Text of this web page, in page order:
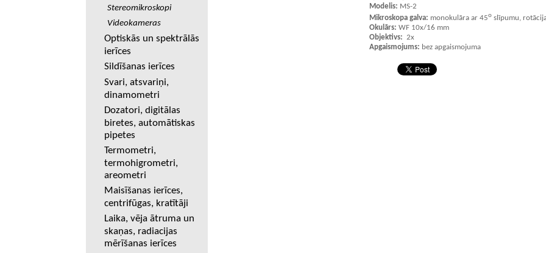
Stereomikroskopi
Videokameras
Optiskās un spektrālās
ierīces
Sildīšanas ierīces
Svari, atsvariņi,
dinamometri
Dozatori, digitālas
biretes, automātiskas
pipetes
Termometri,
termohigrometri,
areometri
Maisīšanas ierīces,
centrifūgas, kratītāji
Laika, vēja ātruma un
skaņas, radiacijas
mērīšanas ierīces
Modelis: MS-2
Mikroskopa galva: monokulāra ar 45o slīpumu,
Okulārs: WF 10x/16 mm
Objektivs: 2x
Apgaismojums: bez apgaismojuma